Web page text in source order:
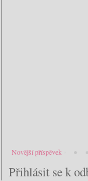
Novější příspěvek
Přihlásit se k